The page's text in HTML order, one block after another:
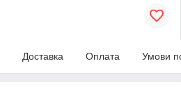
Доставка Оплата Умови